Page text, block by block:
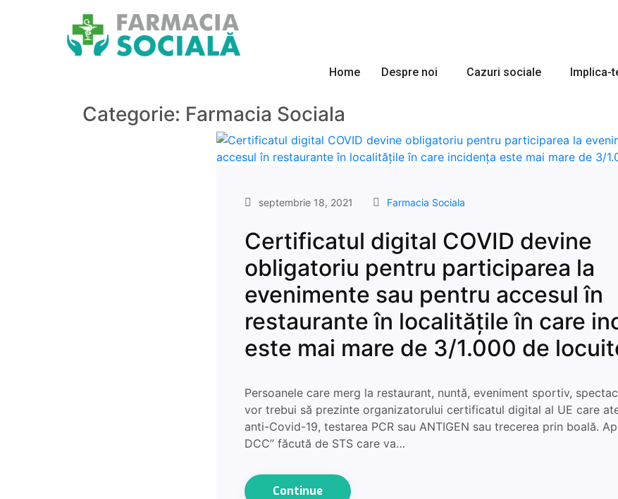
Home Despre noi Cazuri sociale Implica-
Categorie: Farmacia Sociala
septembrie 18, 2021 Farmacia Sociala
Certificatul digital COVID devine
obligatoriu pentru participarea la
evenimente sau pentru accesul în
restaurante în localitățile în care
este mai mare de 3/1.000 de
Persoanele care merg la restaurant, nuntă, eveniment sportiv,
vor trebui să prezinte organizatorului certificatul digital al UE care
anti-Covid-19, testarea PCR sau ANTIGEN sau trecerea prin boală.
DCC” făcută de STS care va…
Continue